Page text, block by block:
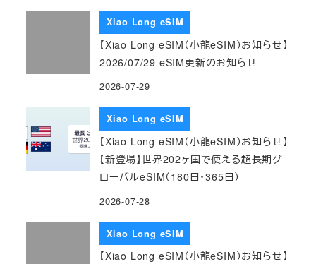
Xiao Long eSIM
【Xiao Long eSIM（小龍eSIM）お知らせ】
2026/07/29 eSIM更新のお知らせ
2026-07-29
Xiao Long eSIM
【Xiao Long eSIM（小龍eSIM）お知らせ】
【新登場】世界202ヶ国で使える超長期グ
ローバルeSIM（180日・365日）
2026-07-28
Xiao Long eSIM
【Xiao Long eSIM（小龍eSIM）お知らせ】